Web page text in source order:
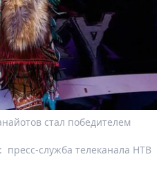
стал победителем
пресс-служба телеканала НТВ